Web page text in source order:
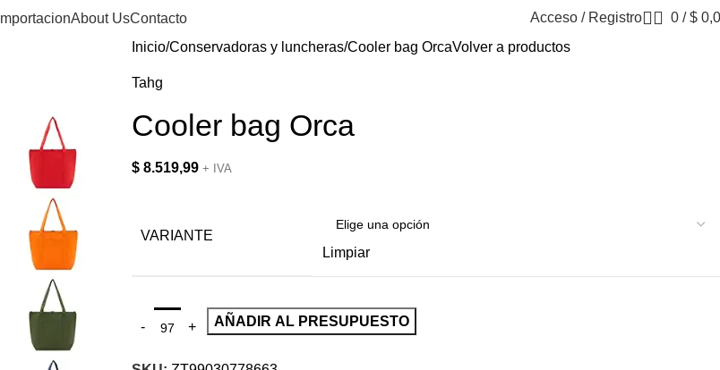
ImportacionAbout UsContacto Acceso / Registro 0 / $
Inicio Conservadoras y luncheras Cooler bag OrcaVolver a productos
Tahg
Cooler bag Orca
$ 8.519,99 + IVA
VARIANTE
Limpiar
AÑADIR AL PRESUPUESTO